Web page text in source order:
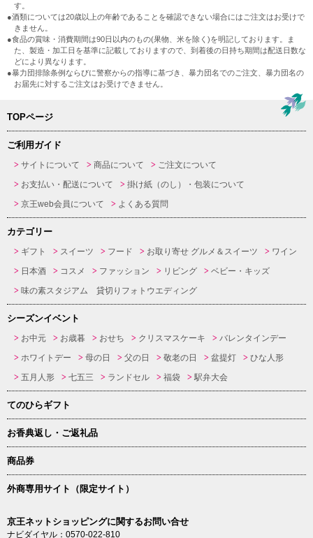
す。
●酒類については20歳以上の年齢であることを確認できない場合にはご注文はお受けで
きません。
●食品の賞味・消費期間は90日以内のもの(果物、米を除く)を明記しております。ま
た、製造・加工日を基準に記載しておりますので、到着後の日持ち期間は配送日数な
どにより異なります。
●暴力団排除条例ならびに警察からの指導に基づき、暴力団名でのご注文、暴力団名の
お届先に対するご注文はお受けできません。
TOPページ
ご利用ガイド
サイトについて 商品について
ご注文について
お支払い・配送について
掛け紙（のし）・包装について
京王web会員について
よくある質問
カテゴリー
ギフト スイーツ フード お取り寄せ グルメ＆スイーツ
ワイン
日本酒
コスメ ファッション リビング
ベビー・キッズ
味の素スタジアム 貸切りフォトウエディング
シーズンイベント
お中元 お歳暮 おせち クリスマスケーキ
バレンタインデー
ホワイトデー
母の日 父の日 敬老の日 盆提灯
ひな人形
五月人形
七五三 ランドセル 福袋 駅弁大会
てのひらギフト
お香典返し・ご返礼品
商品券
外商専用サイト（限定サイト）
京王ネットショッピングに関するお問い合せ
ナビダイヤル：0570-022-810